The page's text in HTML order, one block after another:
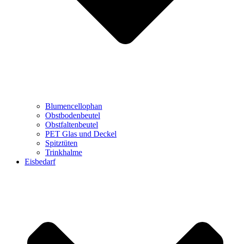
Blumencellophan
Obstbodenbeutel
Obstfaltenbeutel
PET Glas und Deckel
Spitztüten
Trinkhalme
Eisbedarf